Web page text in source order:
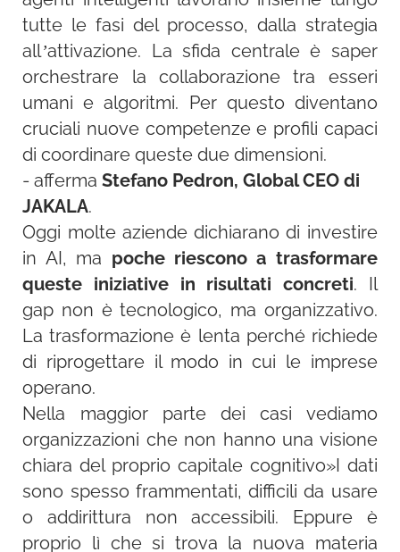
tutte le fasi del processo, dalla strategia
all’attivazione. La sfida centrale è saper
orchestrare la collaborazione tra esseri
umani e algoritmi. Per questo diventano
cruciali nuove competenze e profili capaci
di coordinare queste due dimensioni.
- affermaStefano Pedron, Global CEO di
JAKALA.
Oggi molte aziende dichiarano di investire
in AI, ma poche riescono a trasformare
queste iniziative in risultati concreti. Il
gap non è tecnologico, ma organizzativo.
La trasformazione è lenta perché richiede
di riprogettare il modo in cui le imprese
operano.
Nella maggior parte dei casi vediamo
organizzazioni che non hanno una visione
chiara del proprio capitale cognitivo»I dati
sono spesso frammentati, difficili da usare
o addirittura non accessibili. Eppure è
proprio lì che si trova la nuova materia